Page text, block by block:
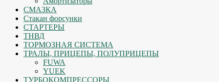
СМАЗКА
Стакан форсунки
СТАРТЕРЫ
ТНВД
ТОРМОЗНАЯ СИСТЕМА
ТРАЛЫ, ПРИЦЕПЫ, ПОЛУПРИЦЕПЫ
FUWA
YUEK
ТУРБОКОМПРЕССОРЫ